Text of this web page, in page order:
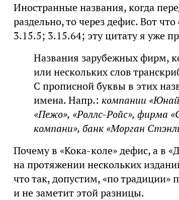
Иностранные названия, когда
раздельно, то через дефис. Вот
3.15.5; 3.15.64; эту цитату я уже
Названия зарубежных фирм,
или нескольких слов
С прописной буквы в этих
имена. Напр.: компании
«Пежо», «Роллс-Ройс», фирма
компани», банк «Морган
Почему в «Кока-коле» дефис, а в
на протяжении нескольких
что так, допустим, «по традиции»
и не заметит этой разницы.